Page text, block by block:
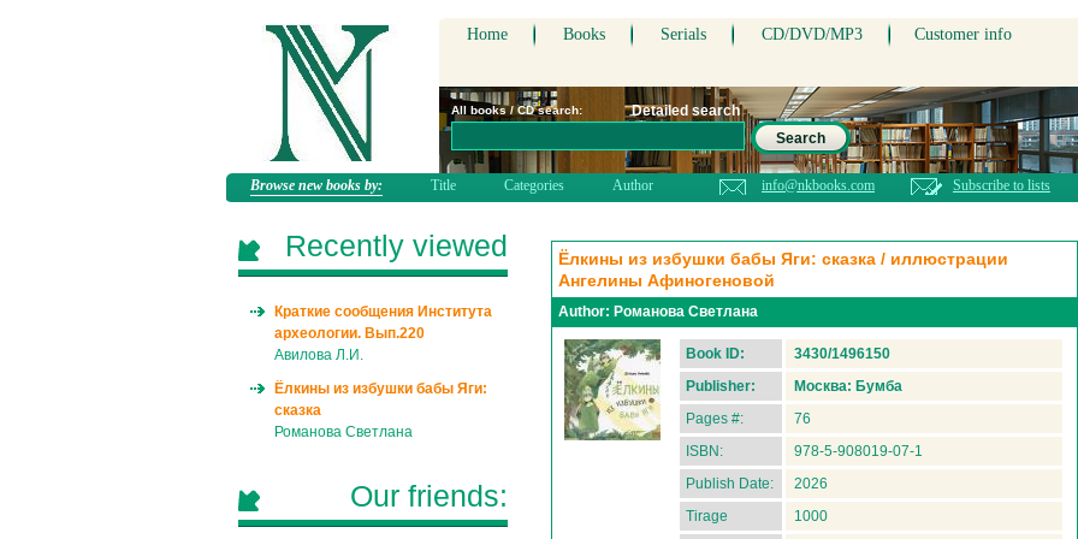
Home Books Serials CD/DVD/MP3 Customer info
All books / CD search:
Detailed search
Search
Browse new books by: Title Categories Author info@nkbooks.com Subscribe to lists
Ёлкины из избушки бабы Яги: сказка / иллюстрации
Ангелины Афиногеновой
Author: Романова Светлана
Book ID:
3430/1496150
Publisher:
Москва: Бумба
Pages #:
76
ISBN:
978-5-908019-07-1
Publish Date:
2026
Tirage
1000
Recently viewed
Краткие сообщения Института
археологии. Вып.220
Авилова Л.И.
Ёлкины из избушки бабы Яги:
сказка
Романова Светлана
Our friends: